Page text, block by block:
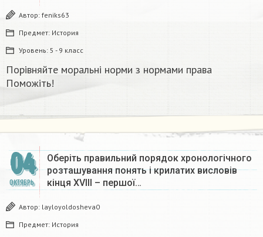
Автор: feniks63
Предмет: История
Уровень: 5 - 9 класс
Порівняйте моральні норми з нормами права
Поможіть! ​
04
ОКТЯБРЬ
Оберіть правильний порядок хронологічного
розташування понять і крилатих висловів
кінця ХVІІІ – першої…
Автор: layloyoldosheva0
Предмет: История